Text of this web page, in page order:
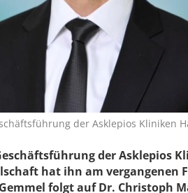
der Asklepios Kliniken
der Asklepios
hat ihn am vergangenen
folgt auf Dr. Christoph